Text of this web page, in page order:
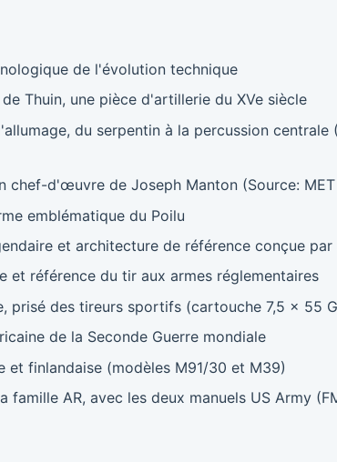
de l'évolution technique
Thuin, une pièce d'artillerie du XVe siècle
du serpentin à la percussion centrale
d'œuvre de Joseph Manton (Source: MET
emblématique du Poilu
et architecture de référence conçue par
et référence du tir aux armes réglementaires
des tireurs sportifs (cartouche 7,5 × 55
de la Seconde Guerre mondiale
finlandaise (modèles M91/30 et M39)
AR, avec les deux manuels US Army